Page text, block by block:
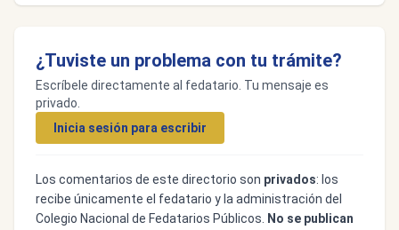
¿Tuviste un problema con tu trámite?
Escríbele directamente al fedatario. Tu mensaje es
privado.
Inicia sesión para escribir
Los comentarios de este directorio son privados: los
recibe únicamente el fedatario y la administración del
Colegio Nacional de Fedatarios Públicos.
No se publican